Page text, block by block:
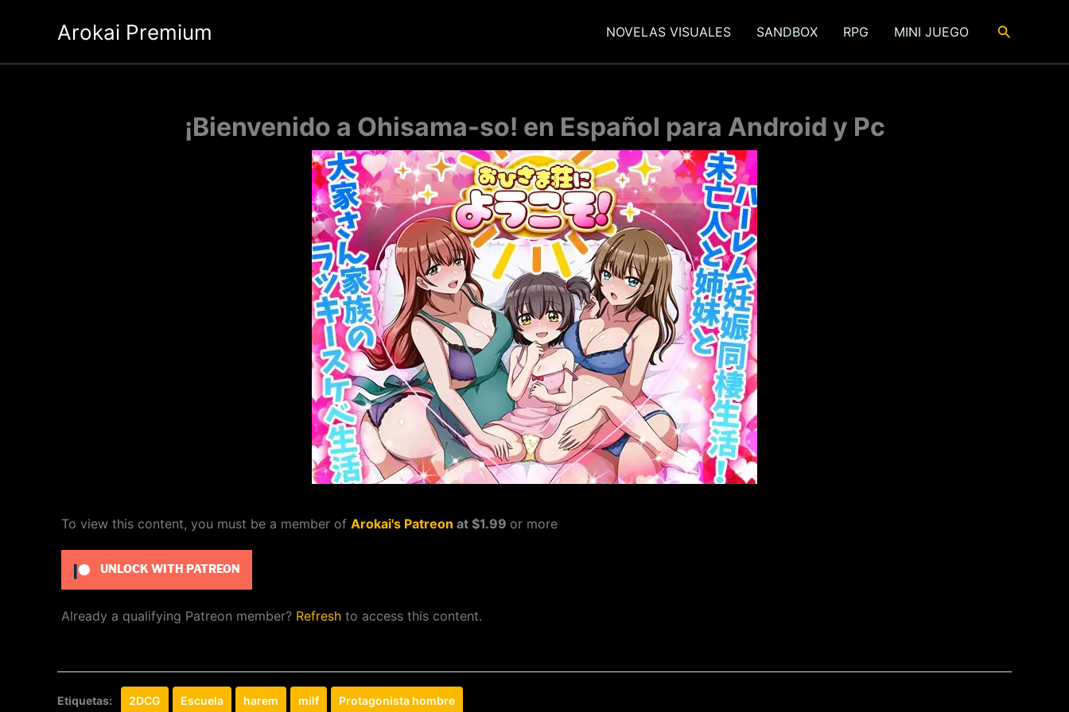
Arokai Premium NOVELAS VISUALES SANDBOX RPG MINI JUEGO Buscar
¡Bienvenido a Ohisama-so! en Español para Android y Pc
To view this content, you must be a member of Arokai's Patreon at $1.99 or more
UNLOCK WITH PATREON
Already a qualifying Patreon member? Refresh to access this content.
Etiquetas: 2DCG Escuela harem milf Protagonista hombre